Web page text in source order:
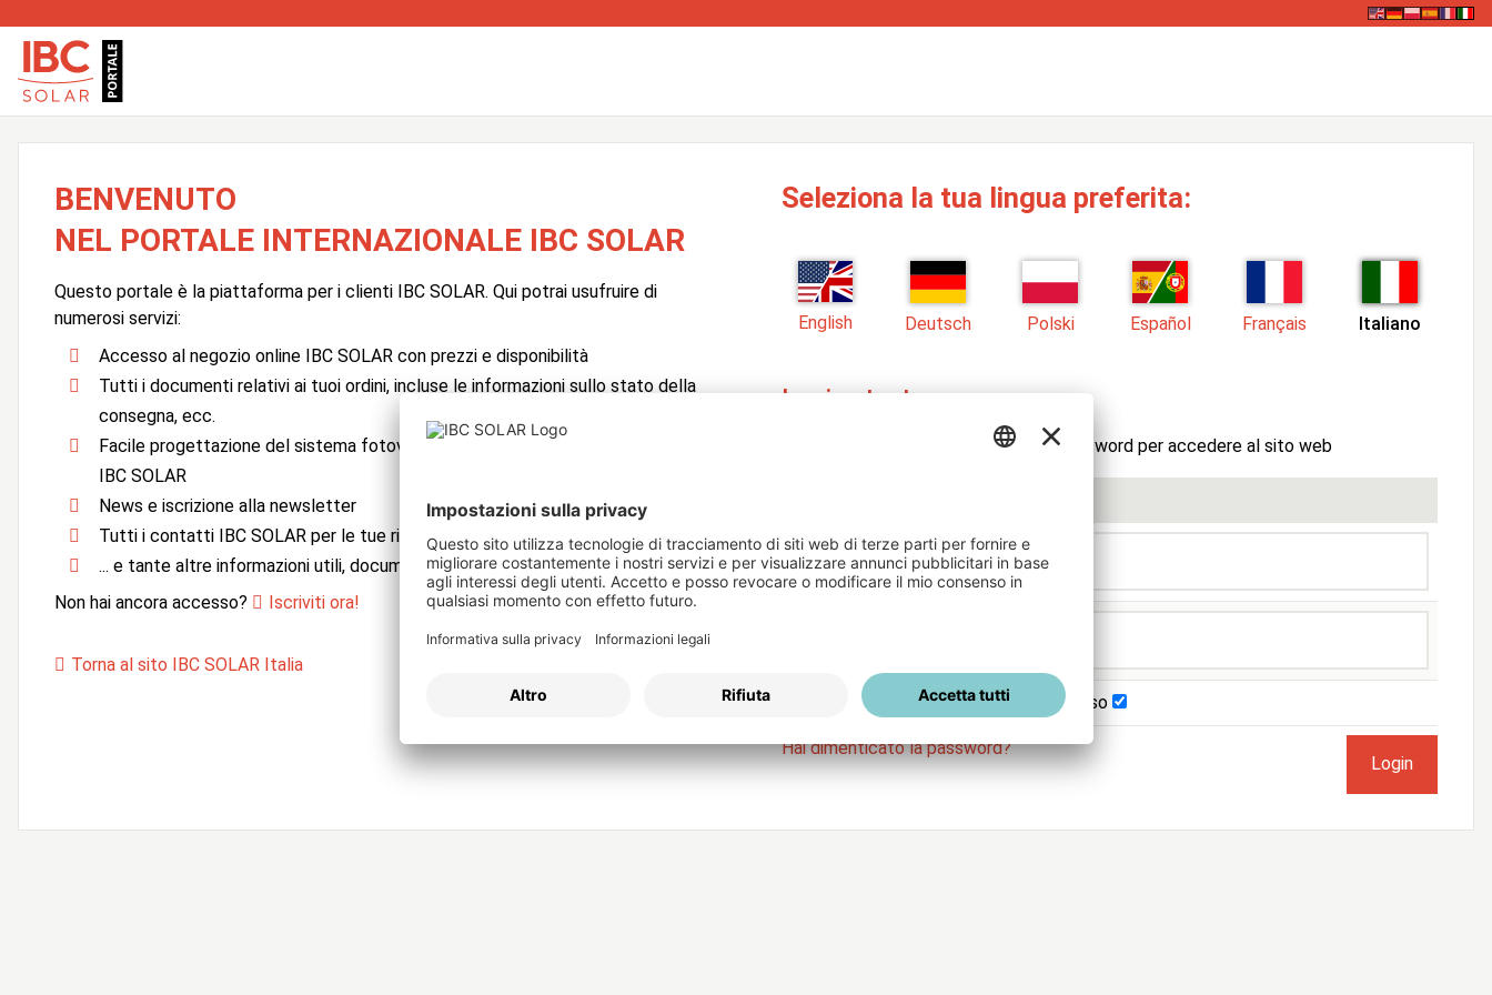
BENVENUTO
NEL PORTALE INTERNAZIONALE IBC SOLAR
Questo portale è la piattaforma per i clienti IBC SOLAR. Qui potrai usufruire di
numerosi servizi:
Accesso al negozio online IBC SOLAR con prezzi e disponibilità
Tutti i documenti relativi ai tuoi ordini, incluse le informazioni sullo stato della
consegna, ecc.
Facile progettazione del sistema fotovoltaico con il software PV Manager di
IBC SOLAR
News e iscrizione alla newsletter
Tutti i contatti IBC SOLAR per le tue richieste
... e tante altre informazioni utili, documentazione e servizi
Non hai ancora accesso?
Iscriviti ora!
Torna al sito IBC SOLAR Italia
Seleziona la tua lingua preferita:
English Deutsch Polski Español Français Italiano
Login utente
Inserisci qui il tuo nome utente e la password per accedere al sito web
Nome Utente
Rimani connesso
Hai dimenticato la password?